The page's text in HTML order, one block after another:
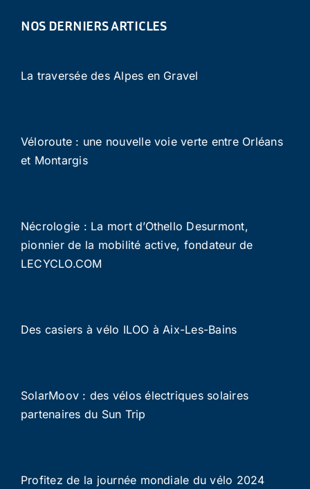
NOS DERNIERS ARTICLES
La traversée des Alpes en Gravel
Véloroute : une nouvelle voie verte entre Orléans
et Montargis
Nécrologie : La mort d’Othello Desurmont,
pionnier de la mobilité active, fondateur de
LECYCLO.COM
Des casiers à vélo ILOO à Aix-Les-Bains
SolarMoov : des vélos électriques solaires
partenaires du Sun Trip
Profitez de la journée mondiale du vélo 2024